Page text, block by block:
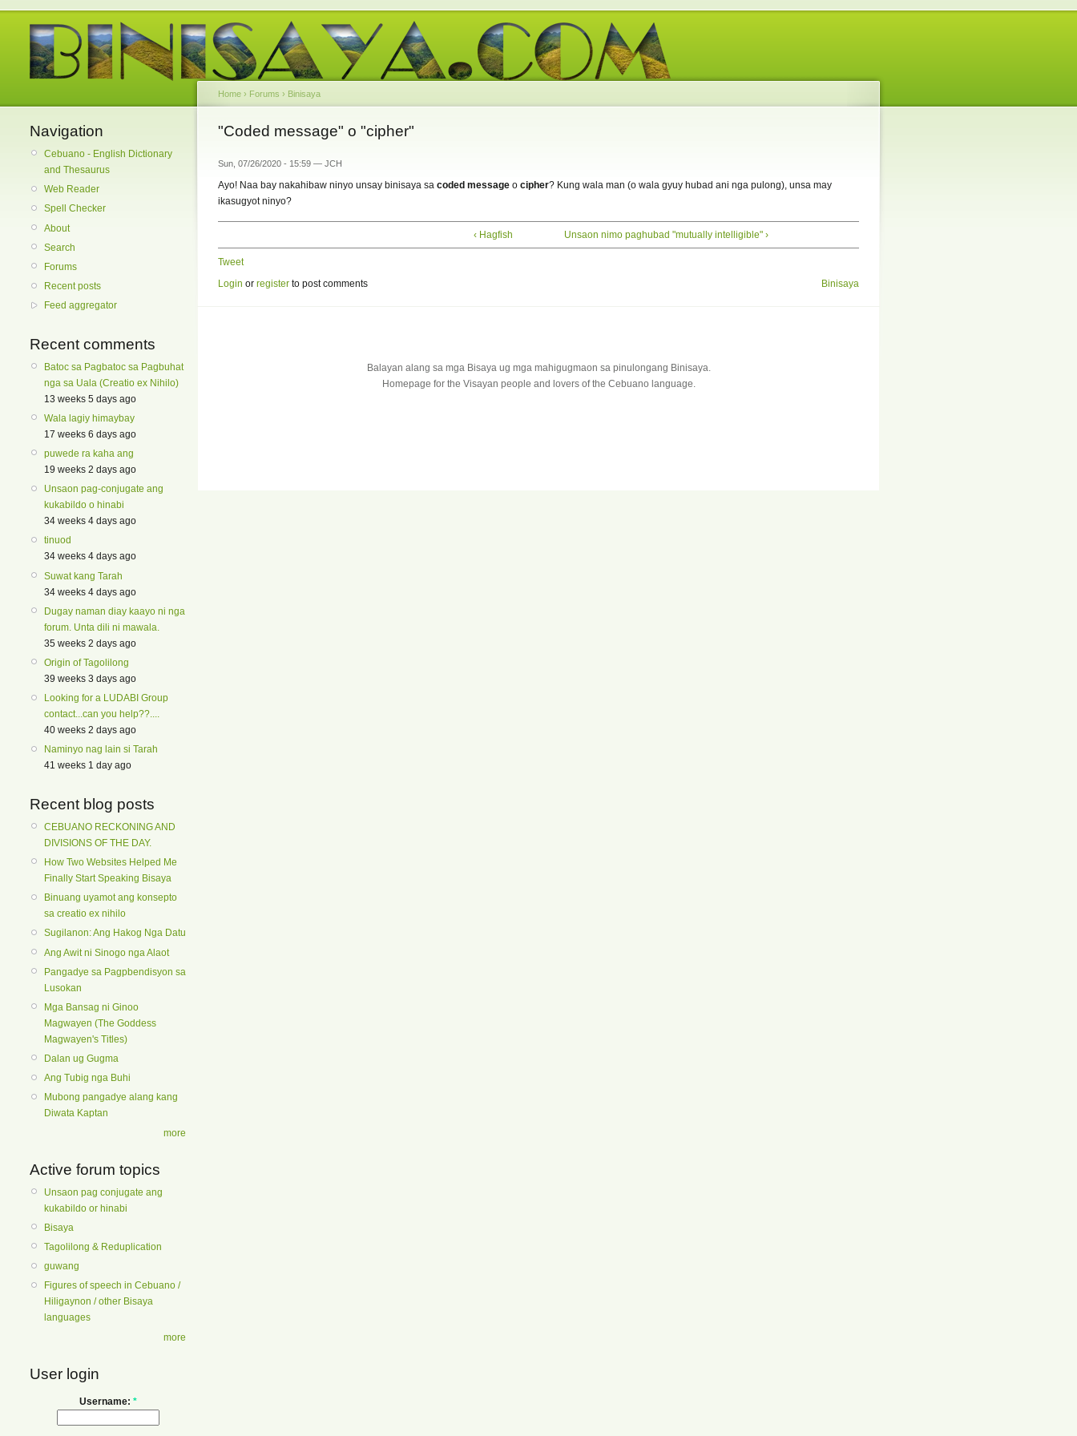
Navigation
Cebuano - English Dictionary
and Thesaurus
Web Reader
Spell Checker
About
Search
Forums
Recent posts
Feed aggregator
Recent comments
Batoc sa Pagbatoc sa Pagbuhat
nga sa Uala (Creatio ex Nihilo)
13 weeks 5 days ago
Wala lagiy himaybay
17 weeks 6 days ago
puwede ra kaha ang
19 weeks 2 days ago
Unsaon pag-conjugate ang
kukabildo o hinabi
34 weeks 4 days ago
tinuod
34 weeks 4 days ago
Suwat kang Tarah
34 weeks 4 days ago
Dugay naman diay kaayo ni nga
forum. Unta dili ni mawala.
35 weeks 2 days ago
Origin of Tagolilong
39 weeks 3 days ago
Looking for a LUDABI Group
contact...can you help??....
40 weeks 2 days ago
Naminyo nag lain si Tarah
41 weeks 1 day ago
Recent blog posts
CEBUANO RECKONING AND
DIVISIONS OF THE DAY.
How Two Websites Helped Me
Finally Start Speaking Bisaya
Binuang uyamot ang konsepto
sa creatio ex nihilo
Sugilanon: Ang Hakog Nga Datu
Ang Awit ni Sinogo nga Alaot
Pangadye sa Pagpbendisyon sa
Lusokan
Mga Bansag ni Ginoo
Magwayen (The Goddess
Magwayen's Titles)
Dalan ug Gugma
Ang Tubig nga Buhi
Mubong pangadye alang kang
Diwata Kaptan
more
Active forum topics
Unsaon pag conjugate ang
kukabildo or hinabi
Bisaya
Tagolilong & Reduplication
guwang
Figures of speech in Cebuano /
Hiligaynon / other Bisaya
languages
more
User login
Username: *
Home › Forums › Binisaya
"Coded message" o "cipher"
Sun, 07/26/2020 - 15:59 — JCH
Ayo! Naa bay nakahibaw ninyo unsay binisaya sa coded message o cipher? Kung wala man (o wala gyuy hubad ani nga pulong), unsa may
ikasugyot ninyo?
‹ Hagfish Unsaon nimo paghubad "mutually intelligible" ›
Tweet
Binisaya
Login or register to post comments
Balayan alang sa mga Bisaya ug mga mahigugmaon sa pinulongang Binisaya.
Homepage for the Visayan people and lovers of the Cebuano language.